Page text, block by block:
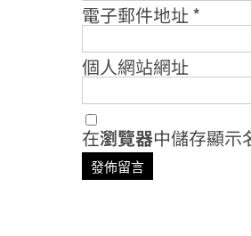
電子郵件地址*
個人網站網址
在瀏覽器中儲存顯示